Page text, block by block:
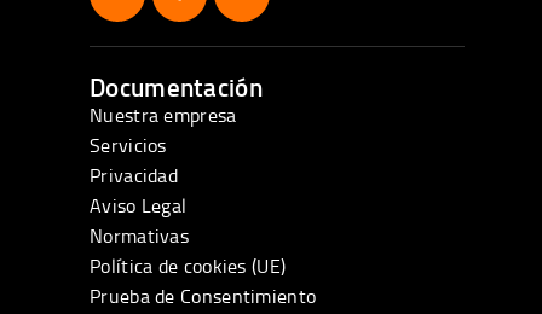
Documentación
Nuestra empresa
Servicios
Privacidad
Aviso Legal
Normativas
Política de cookies (UE)
Prueba de Consentimiento